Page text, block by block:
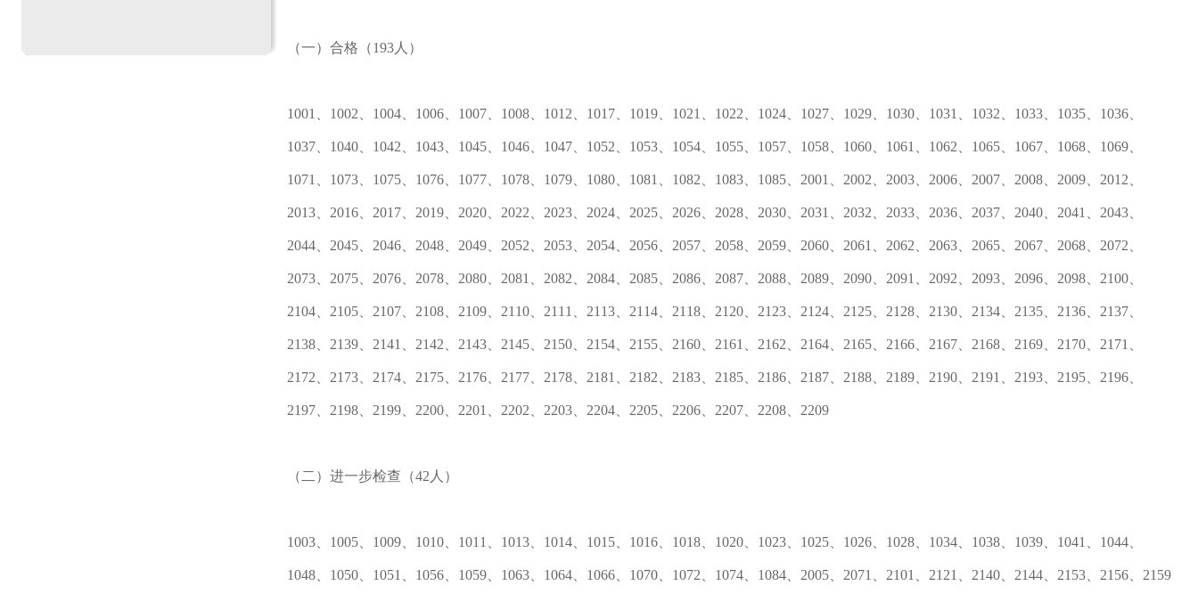
（一）合格（193人）
1001、1002、1004、1006、1007、1008、1012、1017、1019、1021、1022、1024、1027、1029、1030、1031、1032、1033、1035、1036、
1037、1040、1042、1043、1045、1046、1047、1052、1053、1054、1055、1057、1058、1060、1061、1062、1065、1067、1068、1069、
1071、1073、1075、1076、1077、1078、1079、1080、1081、1082、1083、1085、2001、2002、2003、2006、2007、2008、2009、2012、
2013、2016、2017、2019、2020、2022、2023、2024、2025、2026、2028、2030、2031、2032、2033、2036、2037、2040、2041、2043、
2044、2045、2046、2048、2049、2052、2053、2054、2056、2057、2058、2059、2060、2061、2062、2063、2065、2067、2068、2072、
2073、2075、2076、2078、2080、2081、2082、2084、2085、2086、2087、2088、2089、2090、2091、2092、2093、2096、2098、2100、
2104、2105、2107、2108、2109、2110、2111、2113、2114、2118、2120、2123、2124、2125、2128、2130、2134、2135、2136、2137、
2138、2139、2141、2142、2143、2145、2150、2154、2155、2160、2161、2162、2164、2165、2166、2167、2168、2169、2170、2171、
2172、2173、2174、2175、2176、2177、2178、2181、2182、2183、2185、2186、2187、2188、2189、2190、2191、2193、2195、2196、
2197、2198、2199、2200、2201、2202、2203、2204、2205、2206、2207、2208、2209
（二）进一步检查（42人）
1003、1005、1009、1010、1011、1013、1014、1015、1016、1018、1020、1023、1025、1026、1028、1034、1038、1039、1041、1044、
1048、1050、1051、1056、1059、1063、1064、1066、1070、1072、1074、1084、2005、2071、2101、2121、2140、2144、2153、2156、2159